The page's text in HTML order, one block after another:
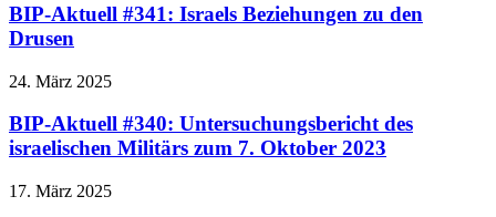
BIP-Aktuell #341: Israels Beziehungen zu den
Drusen
24. März 2025
BIP-Aktuell #340: Untersuchungsbericht des
israelischen Militärs zum 7. Oktober 2023
17. März 2025